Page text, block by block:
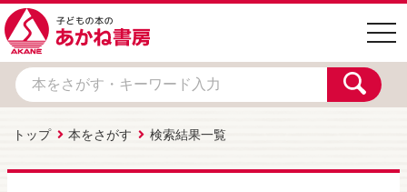
トップ 本をさがす 検索結果一覧